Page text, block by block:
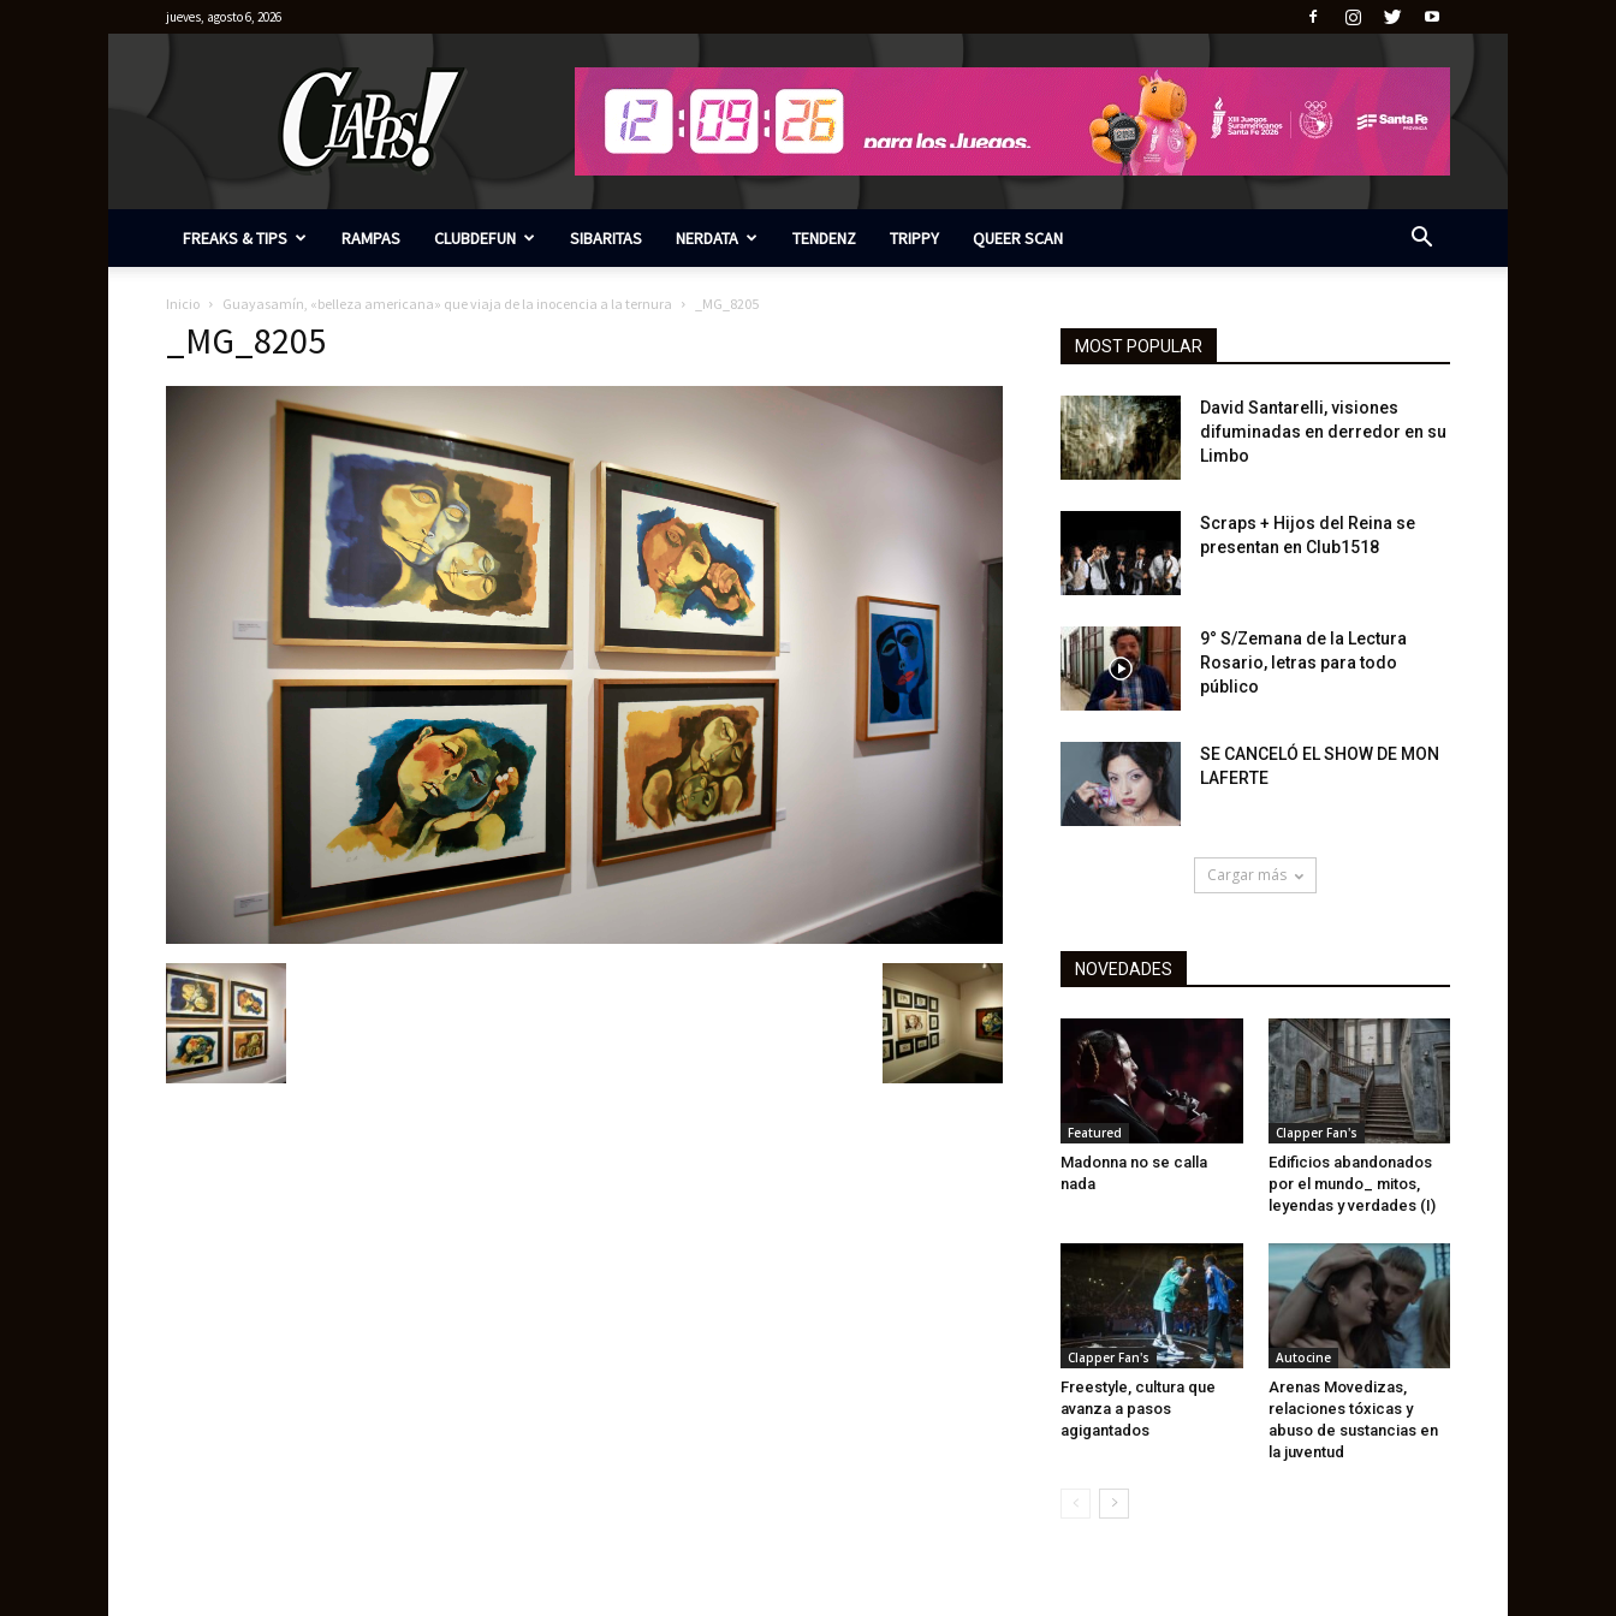
jueves, agosto 6, 2026
FREAKS & TIPS RAMPAS CLUBDEFUN SIBARITAS NERDATA TENDENZ TRIPPY QUEER SCAN
Inicio Guayasamín, «belleza americana» que viaja de la inocencia a la ternura _MG_8205
_MG_8205 MOST POPULAR
David Santarelli, visiones
difuminadas en derredor en su
Limbo
Scraps + Hijos del Reina se
presentan en Club1518
9° S/Zemana de la Lectura
Rosario, letras para todo
público
SE CANCELÓ EL SHOW DE MON
LAFERTE
Cargar más
NOVEDADES
Featured
Madonna no se calla
nada
Clapper Fan's
Edificios abandonados
por el mundo_ mitos,
leyendas y verdades (I)
Clapper Fan's
Freestyle, cultura que
avanza a pasos
agigantados
Autocine
Arenas Movedizas,
relaciones tóxicas y
abuso de sustancias en
la juventud